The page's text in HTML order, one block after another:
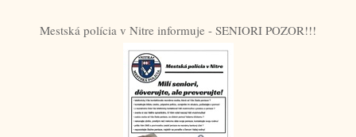
Mestská polícia v Nitre informuje - SENIORI POZOR!!!